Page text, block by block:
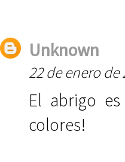
Unknown
22 de enero de
El abrigo
colores!